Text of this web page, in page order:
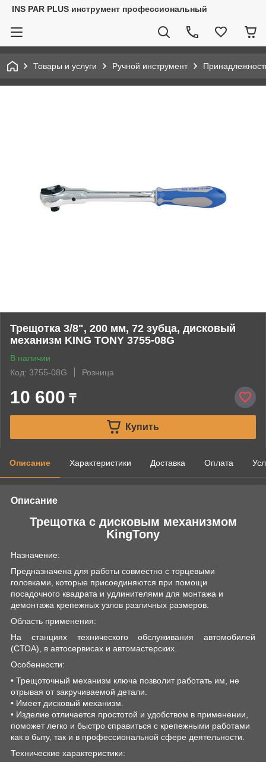
INS PAR PLUS инструмент профессиональный
Товары и услуги Ручной инструмент
Трещотка 3/8", 200 мм, 72 зубца, дисковый
механизм KING TONY 3755-08G
В наличии
Код: 3755-08G
Розница
10 600 ₸
Купить
Описание Характеристики Доставка Оплата
Описание
Трещотка с дисковым механизмом
KingTony
Назначение:
Предназначена для работы совместно с торцевыми
головками, которые присоединяются при помощи
посадочного квадрата и удлинителями для монтажа и
демонтажа крепежных узлов различных размеров.
Область применения:
На станциях технического обслуживания автомобилей
(СТОА), в автосервисах и автомастерских.
Особенности:
• Трещоточный механизм ключа позволит работать им, не
отрывая от закручиваемой детали.
• Имеет дисковый механизм.
• Изделие отличается простотой и удобством в применении,
поможет легко и быстро справиться с крепежными работами
как в быту, так и в профессиональной сфере деятельности.
Технические характеристики: